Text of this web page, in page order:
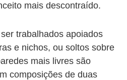
mais descontraído.
trabalhados apoiados
e nichos, ou soltos sobre
mais livres são
composições de duas